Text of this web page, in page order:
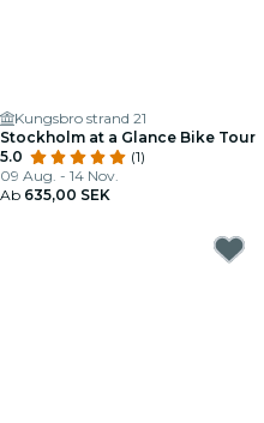
Kungsbro strand 21
Stockholm at a Glance Bike Tour
5.0
(1)
09 Aug. - 14 Nov.
Ab 635,00 SEK